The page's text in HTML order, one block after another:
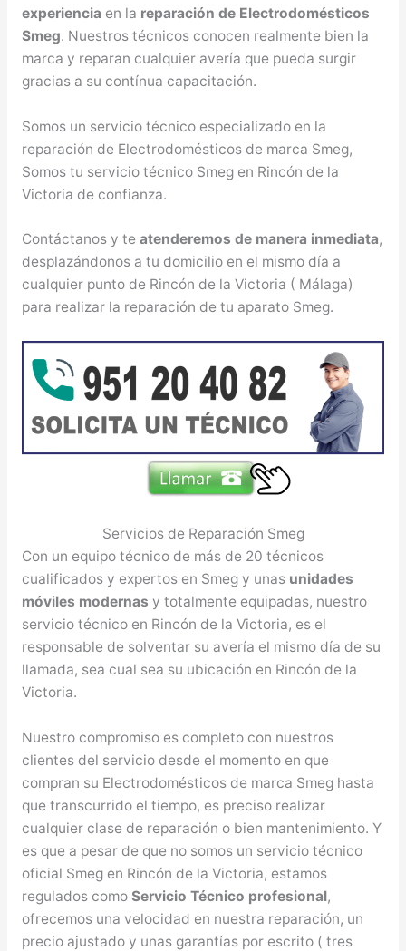
experiencia en la reparación de Electrodomésticos
Smeg. Nuestros técnicos conocen realmente bien la
marca y reparan cualquier avería que pueda surgir
gracias a su contínua capacitación.
Somos un servicio técnico especializado en la
reparación de Electrodomésticos de marca Smeg,
Somos tu servicio técnico Smeg en Rincón de la
Victoria de confianza.
Contáctanos y te atenderemos de manera inmediata,
desplazándonos a tu domicilio en el mismo día a
cualquier punto de Rincón de la Victoria ( Málaga)
para realizar la reparación de tu aparato Smeg.
Servicios de Reparación Smeg
Con un equipo técnico de más de 20 técnicos
cualificados y expertos en Smeg y unas unidades
móviles modernas y totalmente equipadas, nuestro
servicio técnico en Rincón de la Victoria, es el
responsable de solventar su avería el mismo día de su
llamada, sea cual sea su ubicación en Rincón de la
Victoria.
Nuestro compromiso es completo con nuestros
clientes del servicio desde el momento en que
compran su Electrodomésticos de marca Smeg hasta
que transcurrido el tiempo, es preciso realizar
cualquier clase de reparación o bien mantenimiento. Y
es que a pesar de que no somos un servicio técnico
oficial Smeg en Rincón de la Victoria, estamos
regulados como Servicio Técnico profesional,
ofrecemos una velocidad en nuestra reparación, un
precio ajustado y unas garantías por escrito ( tres